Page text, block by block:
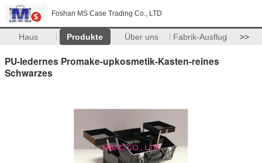
Foshan MS Case Trading Co., LTD
Haus Produkte Über uns Fabrik-Ausflug >>
PU-ledernes Promake-upkosmetik-Kasten-reines
Schwarzes